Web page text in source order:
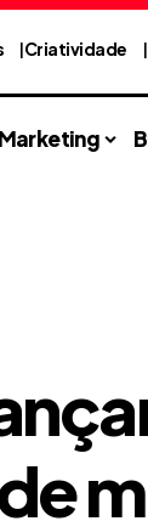
Criatividade